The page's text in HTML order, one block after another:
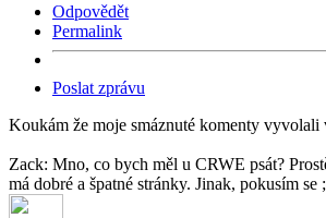
Odpovědět
Permalink
Poslat zprávu
Koukám že moje smáznuté komenty vyvolali
Zack: Mno, co bych měl u CRWE psát?
má dobré a špatné stránky. Jinak, pokusím se